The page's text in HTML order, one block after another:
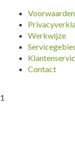
Voorwaarden
Werkwijze
Contact
1